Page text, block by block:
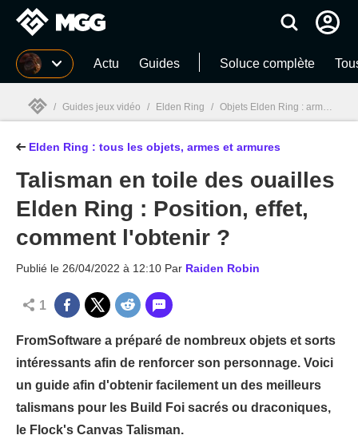
MGG Actu Guides Soluce complète
MGG
/ Guides jeux vidéo / Elden Ring / Objets Elden Ring : armes, armures, sorts, talismans... la soluce
Elden Ring : tous les objets, armes et armures
Talisman en toile des ouailles
Elden Ring : Position, effet,
comment l'obtenir ?
Publié le 26/04/2022 à 12:10 Par Raiden Robin
1
FromSoftware a préparé de nombreux objets et sorts
intéressants afin de renforcer son personnage. Voici
un guide afin d'obtenir facilement un des meilleurs
talismans pour les Build Foi sacrés ou draconiques,
le Flock's Canvas Talisman.